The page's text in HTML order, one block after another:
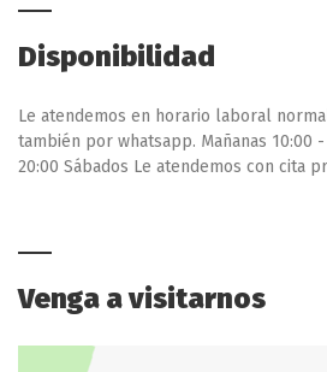
Disponibilidad
Le atendemos en horario laboral
también por whatsapp. Mañanas 10:00 -
20:00 Sábados Le atendemos con cita
Venga a visitarnos